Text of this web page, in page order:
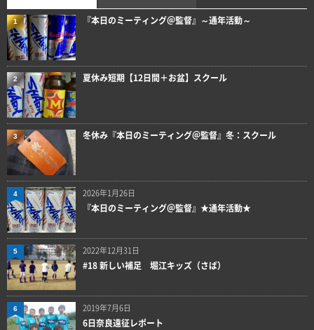
『本日のミーティング＠監督』～通年活動～
1
夏休み短期【12日間＋お盆】スクール
2
冬休み『本日のミーティング＠監督』冬：スクール
3
2026年1月26日
『本日のミーティング＠監督』★通年活動★
4
2022年12月31日
#18 新しい補足 堀江キッズ（さば）
5
2019年7月6日
6日奈良遠征レポート
6